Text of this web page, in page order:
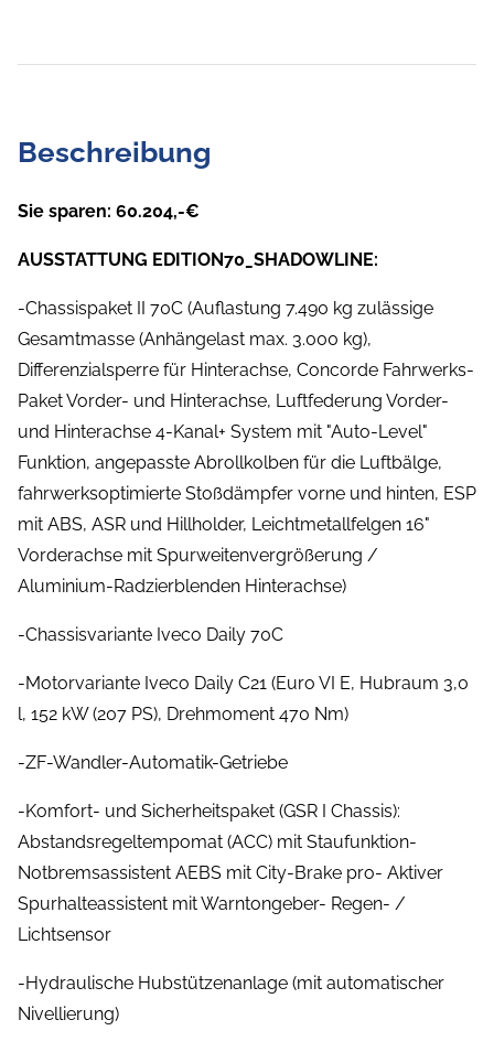
Beschreibung
Sie sparen: 60.204,-€
AUSSTATTUNG EDITION70_SHADOWLINE:
-Chassispaket II 70C (Auflastung 7.490 kg zulässige
Gesamtmasse (Anhängelast max. 3.000 kg),
Differenzialsperre für Hinterachse, Concorde Fahrwerks-
Paket Vorder- und Hinterachse, Luftfederung Vorder-
und Hinterachse 4-Kanal+ System mit "Auto-Level"
Funktion, angepasste Abrollkolben für die Luftbälge,
fahrwerksoptimierte Stoßdämpfer vorne und hinten, ESP
mit ABS, ASR und Hillholder, Leichtmetallfelgen 16"
Vorderachse mit Spurweitenvergrößerung /
Aluminium-Radzierblenden Hinterachse)
-Chassisvariante Iveco Daily 70C
-Motorvariante Iveco Daily C21 (Euro VI E, Hubraum 3,0
l, 152 kW (207 PS), Drehmoment 470 Nm)
-ZF-Wandler-Automatik-Getriebe
-Komfort- und Sicherheitspaket (GSR I Chassis):
Abstandsregeltempomat (ACC) mit Staufunktion-
Notbremsassistent AEBS mit City-Brake pro- Aktiver
Spurhalteassistent mit Warntongeber- Regen- /
Lichtsensor
-Hydraulische Hubstützenanlage (mit automatischer
Nivellierung)